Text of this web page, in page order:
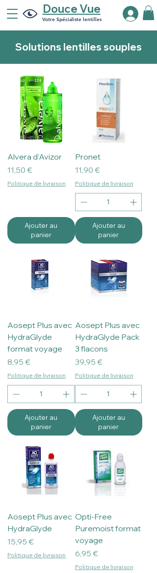
Douce Vue
Votre Spécialiste lentilles
Solutions lentilles souples
Alvera d'Avizor
Prix
11,50 €
Politique de livraison
Ajouter au
panier
Pronet
Prix
11,90 €
Politique de livraison
Ajouter au
panier
Aosept Plus avec
HydraGlyde
format voyage
Prix
8,95 €
Politique de livraison
Ajouter au
panier
Aosept Plus avec
HydraGlyde Pack
3 flacons
Prix
39,95 €
Politique de livraison
Ajouter au
panier
Aosept Plus avec
HydraGlyde
Prix
15,95 €
Politique de livraison
Opti-Free
Puremoist format
voyage
Prix
6,95 €
Politique de livraison